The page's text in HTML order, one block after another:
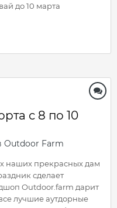
до 10 марта
с 8 по 10
Outdoor Farm
наших прекрасных дам
сделает
Outdoor.farm дарит
лучшие аутдорные